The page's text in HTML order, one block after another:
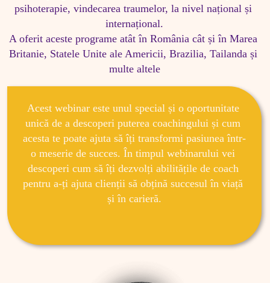
psihoterapie, vindecarea traumelor, la nivel național și
internațional.
A oferit aceste programe atât în România cât și în Marea
Britanie, Statele Unite ale Americii, Brazilia, Tailanda și
multe altele
Acest webinar este unul special și o oportunitate
unică de a descoperi puterea coachingului și cum
acesta te poate ajuta să îți transformi pasiunea într-
o meserie de succes. În timpul webinarului vei
descoperi cum să îți dezvolți abilitățile de coach
pentru a-ți ajuta clienții să obțină succesul în viață
și în carieră.